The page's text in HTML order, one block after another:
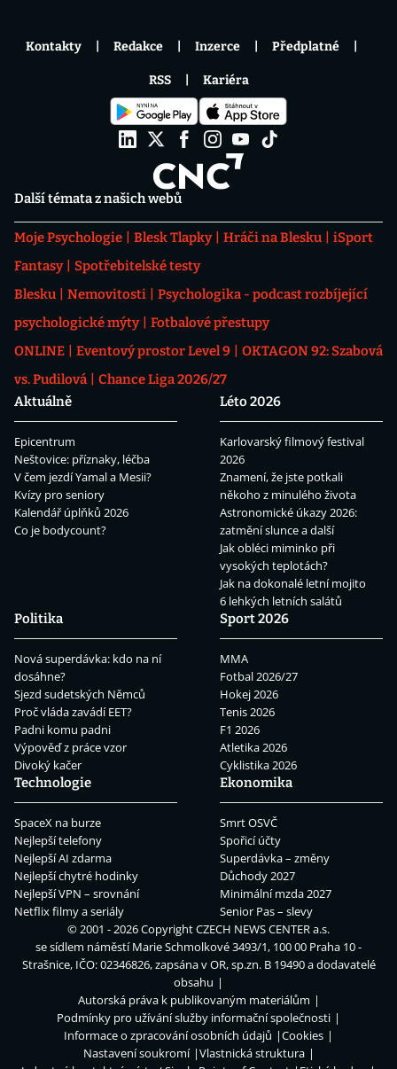
Další témata z našich webů
Moje Psychologie Blesk Tlapky Hráči na Blesku
iSport
Fantasy
Spotřebitelské testy
Blesku
Nemovitosti
Psychologika - podcast rozbíjející
psychologické mýty
Fotbalové přestupy
ONLINE
Eventový prostor Level 9
OKTAGON 92: Szabová
vs. Pudilová
Chance Liga 2026/27
Aktuálně
Epicentrum
Neštovice: příznaky, léčba
V čem jezdí Yamal a Mesii?
Kvízy pro seniory
Kalendář úplňků 2026
Co je bodycount?
Léto 2026
Karlovarský filmový festival
2026
Znamení, že jste potkali
někoho z minulého života
Astronomické úkazy 2026:
zatmění slunce a další
Jak obléci miminko při
vysokých teplotách?
Jak na dokonalé letní mojito
6 lehkých letních salátů
Politika
Nová superdávka: kdo na ní
dosáhne?
Sjezd sudetských Němců
Proč vláda zavádí EET?
Padni komu padni
Výpověď z práce vzor
Divoký kačer
Sport 2026
MMA
Fotbal 2026/27
Hokej 2026
Tenis 2026
F1 2026
Atletika 2026
Cyklistika 2026
Technologie
SpaceX na burze
Nejlepší telefony
Nejlepší AI zdarma
Nejlepší chytré hodinky
Nejlepší VPN – srovnání
Netflix filmy a seriály
Ekonomika
Smrt OSVČ
Spořicí účty
Superdávka – změny
Důchody 2027
Minimální mzda 2027
Senior Pas – slevy
Kontakty Redakce Inzerce Předplatné
RSS Kariéra
© 2001 - 2026 CopyrightCZECH NEWS CENTER a.s.
se sídlem náměstí Marie Schmolkové 3493/1, 100 00 Praha 10 -
Strašnice, IČO: 02346826, zapsána v OR, sp.zn. B 19490 a dodavatelé
obsahu
Autorská práva k publikovaným materiálům
Podmínky pro užívání služby informační společnosti
Informace o zpracování osobních údajů
Cookies
Nastavení soukromí
Vlastnická struktura